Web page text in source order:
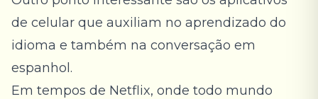
de celular que auxiliam no aprendizado do
idioma e também na conversação em
espanhol.
Em tempos de Netflix, onde todo mundo